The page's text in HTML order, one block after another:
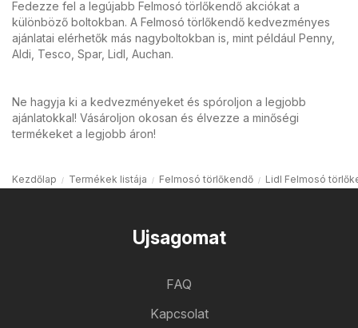
Fedezze fel a legújabb Felmosó törlőkendő akciókat a
különböző boltokban. A Felmosó törlőkendő kedvezményes
ajánlatai elérhetők más nagyboltokban is, mint például Penny,
Aldi, Tesco, Spar, Lidl, Auchan.
Ne hagyja ki a kedvezményeket és spóroljon a legjobb
ajánlatokkal! Vásároljon okosan és élvezze a minőségi
termékeket a legjobb áron!
Kezdőlap Termékek listája Felmosó törlőkendő Lidl Felmosó
Ujsagomat
FAQ
Kapcsolat